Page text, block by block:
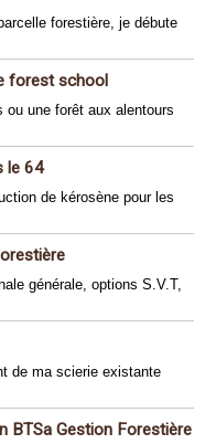
forestière, je débute
forest school
ou une forêt aux alentours
le 64
de kérosène pour les
générale, options S.V.T,
de ma scierie existante
BTSa Gestion Forestière